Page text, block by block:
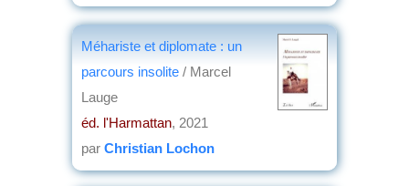
Méhariste et diplomate : un
parcours insolite / Marcel
Lauge
éd. l'Harmattan, 2021
par Christian Lochon